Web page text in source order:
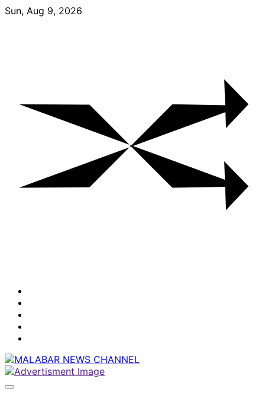
Skip
Sun, Aug 9, 2026